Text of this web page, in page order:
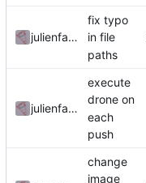
julienfastre
fix typo
in file
paths
julienfastre
execute
drone on
each
push
change
image